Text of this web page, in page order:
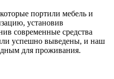
портили мебель и
установив
современные средства
успешно выведены, и наш
для проживания.